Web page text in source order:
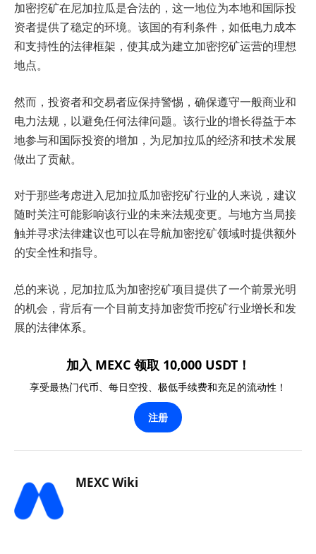
加密挖矿在尼加拉瓜是合法的，这一地位为本地和国际投
资者提供了稳定的环境。该国的有利条件，如低电力成本
和支持性的法律框架，使其成为建立加密挖矿运营的理想
地点。
然而，投资者和交易者应保持警惕，确保遵守一般商业和
电力法规，以避免任何法律问题。该行业的增长得益于本
地参与和国际投资的增加，为尼加拉瓜的经济和技术发展
做出了贡献。
对于那些考虑进入尼加拉瓜加密挖矿行业的人来说，建议
随时关注可能影响该行业的未来法规变更。与地方当局接
触并寻求法律建议也可以在导航加密挖矿领域时提供额外
的安全性和指导。
总的来说，尼加拉瓜为加密挖矿项目提供了一个前景光明
的机会，背后有一个目前支持加密货币挖矿行业增长和发
展的法律体系。
加入 MEXC 领取 10,000 USDT！
享受最热门代币、每日空投、极低手续费和充足的流动性！
注册
MEXC Wiki